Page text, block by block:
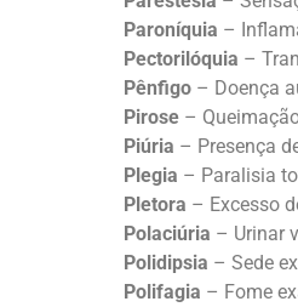
Paroníquia –
Pectorilóquia –
Pênfigo – Doença
Pirose –
Piúria – Presença
Plegia – Paralisia
Pletora – Excesso
Polaciúria – Urinar
Polidipsia – Sede
Polifagia – Fome